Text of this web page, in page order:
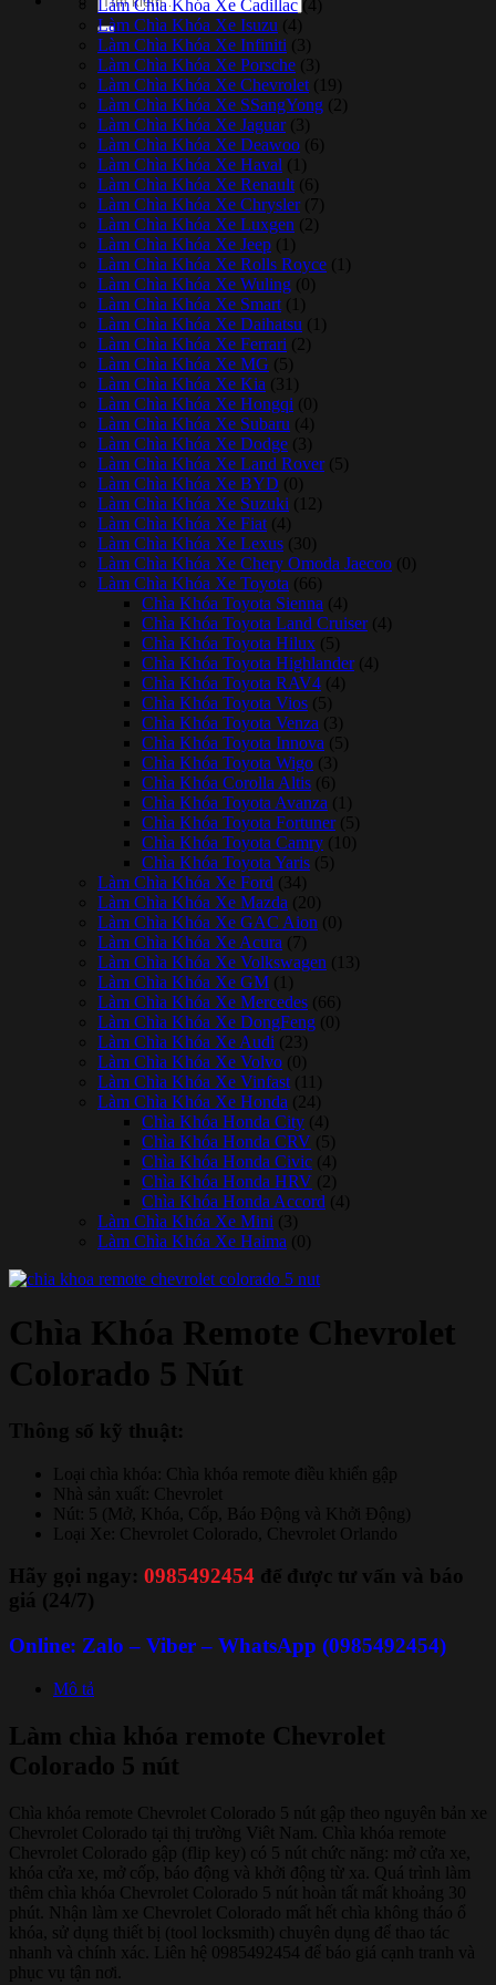
kiếm:
Làm Chìa Khóa Xe Cadillac (4)
Làm Chìa Khóa Xe Isuzu (4)
Làm Chìa Khóa Xe Infiniti (3)
Làm Chìa Khóa Xe Porsche (3)
Làm Chìa Khóa Xe Chevrolet (19)
Làm Chìa Khóa Xe SSangYong (2)
Làm Chìa Khóa Xe Jaguar (3)
Làm Chìa Khóa Xe Deawoo (6)
Làm Chìa Khóa Xe Haval (1)
Làm Chìa Khóa Xe Renault (6)
Làm Chìa Khóa Xe Chrysler (7)
Làm Chìa Khóa Xe Luxgen (2)
Làm Chìa Khóa Xe Jeep (1)
Làm Chìa Khóa Xe Rolls Royce (1)
Làm Chìa Khóa Xe Wuling (0)
Làm Chìa Khóa Xe Smart (1)
Làm Chìa Khóa Xe Daihatsu (1)
Làm Chìa Khóa Xe Ferrari (2)
Làm Chìa Khóa Xe MG (5)
Làm Chìa Khóa Xe Kia (31)
Làm Chìa Khóa Xe Hongqi (0)
Làm Chìa Khóa Xe Subaru (4)
Làm Chìa Khóa Xe Dodge (3)
Làm Chìa Khóa Xe Land Rover (5)
Làm Chìa Khóa Xe BYD (0)
Làm Chìa Khóa Xe Suzuki (12)
Làm Chìa Khóa Xe Fiat (4)
Làm Chìa Khóa Xe Lexus (30)
Làm Chìa Khóa Xe Chery Omoda Jaecoo (0)
Làm Chìa Khóa Xe Toyota (66)
Chìa Khóa Toyota Sienna (4)
Chìa Khóa Toyota Land Cruiser (4)
Chìa Khóa Toyota Hilux (5)
Chìa Khóa Toyota Highlander (4)
Chìa Khóa Toyota RAV4 (4)
Chìa Khóa Toyota Vios (5)
Chìa Khóa Toyota Venza (3)
Chìa Khóa Toyota Innova (5)
Chìa Khóa Toyota Wigo (3)
Chìa Khóa Corolla Altis (6)
Chìa Khóa Toyota Avanza (1)
Chìa Khóa Toyota Fortuner (5)
Chìa Khóa Toyota Camry (10)
Chìa Khóa Toyota Yaris (5)
Làm Chìa Khóa Xe Ford (34)
Làm Chìa Khóa Xe Mazda (20)
Làm Chìa Khóa Xe GAC Aion (0)
Làm Chìa Khóa Xe Acura (7)
Làm Chìa Khóa Xe Volkswagen (13)
Làm Chìa Khóa Xe GM (1)
Làm Chìa Khóa Xe Mercedes (66)
Làm Chìa Khóa Xe DongFeng (0)
Làm Chìa Khóa Xe Audi (23)
Làm Chìa Khóa Xe Volvo (0)
Làm Chìa Khóa Xe Vinfast (11)
Làm Chìa Khóa Xe Honda (24)
Chìa Khóa Honda City (4)
Chìa Khóa Honda CRV (5)
Chìa Khóa Honda Civic (4)
Chìa Khóa Honda HRV (2)
Chìa Khóa Honda Accord (4)
Làm Chìa Khóa Xe Mini (3)
Làm Chìa Khóa Xe Haima (0)
Chìa Khóa Remote Chevrolet
Colorado 5 Nút
Thông số kỹ thuật:
Loại chìa khóa: Chìa khóa remote điều khiển gập
Nhà sản xuất: Chevrolet
Nút: 5 (Mở, Khóa, Cốp, Báo Động và Khởi Động)
Loại Xe: Chevrolet Colorado, Chevrolet Orlando
Hãy gọi ngay: 0985492454 để được tư vấn và báo
giá (24/7)
Online: Zalo – Viber – WhatsApp (0985492454)
Mô tả
Làm chìa khóa remote Chevrolet
Colorado 5 nút
Chìa khóa remote Chevrolet Colorado 5 nút gập theo nguyên bản xe
Chevrolet Colorado tại thị trường Viêt Nam. Chìa khóa remote
Chevrolet Colorado gập (flip key) có 5 nút chức năng: mở cửa xe,
khóa cửa xe, mở cốp, báo động và khởi động từ xa. Quá trình làm
thêm chìa khóa Chevrolet Colorado 5 nút hoàn tất mất khoảng 30
phút. Nhận làm xe Chevrolet Colorado mất hết chìa không tháo ổ
khóa, sử dụng thiết bị (tool locksmith) chuyên dụng để thao tác
nhanh và chính xác. Liên hệ 0985492454 để báo giá cạnh tranh và
phục vụ tận nơi.